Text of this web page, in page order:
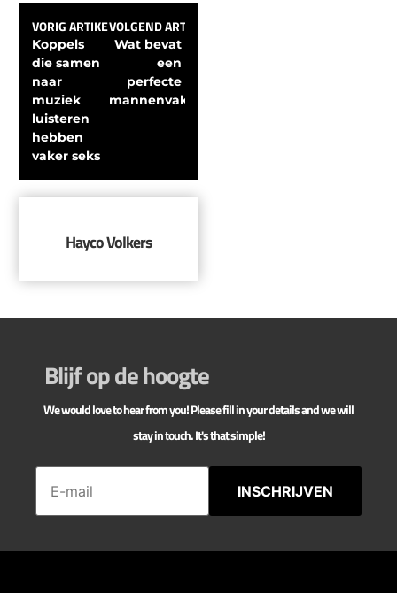
VORIG ARTIKEL
Koppels
die samen
naar
muziek
luisteren
hebben
vaker seks
VOLGEND ARTIKEL
Wat bevat
een
perfecte
mannenvakantie?
Hayco Volkers
Blijf op de hoogte
We would love to hear from you! Please fill in your details and we will
stay in touch. It's that simple!
INSCHRIJVEN